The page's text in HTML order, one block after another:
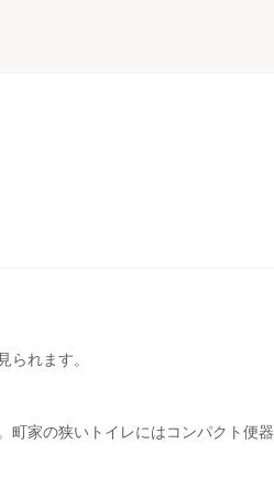
れます。
町家の狭いトイレにはコンパクト便器